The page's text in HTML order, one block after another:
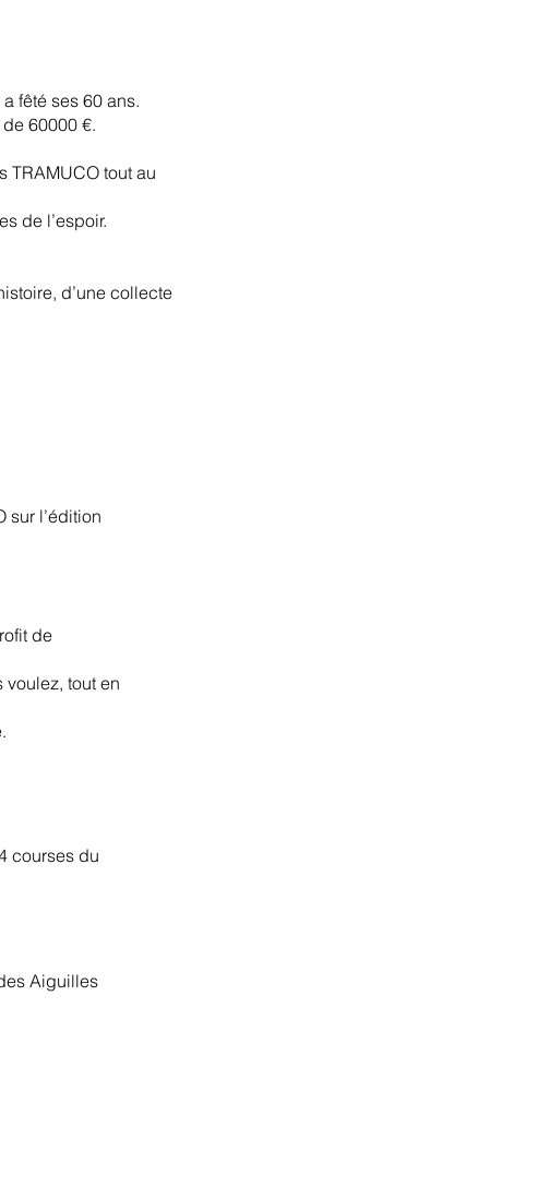
fêté ses 60 ans.
60000 €.
TRAMUCO tout au
de l’espoir.
d’une collecte
sur l’édition
Aiguilles
courses du
de
tout en